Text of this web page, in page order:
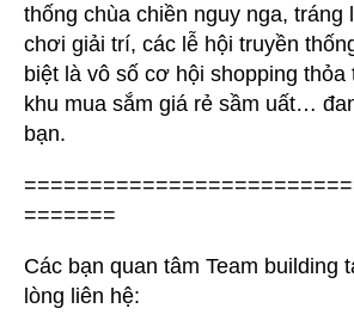
thống chùa chiền nguy nga, tráng
chơi giải trí, các lễ hội truyền
biệt là vô số cơ hội shopping thỏa
khu mua sắm giá rẻ sầm uất…
bạn.
=======
Các bạn quan tâm Team building
lòng liên hệ: